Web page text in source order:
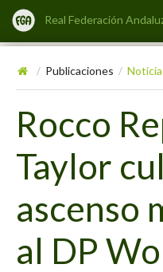
Real Federación
/ Publicaciones /
Rocco
Taylor
ascenso
al DP